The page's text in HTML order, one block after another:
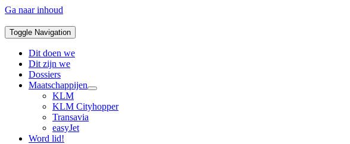
Ga naar inhoud
Toggle Navigation
Dit doen we
Dit zijn we
Dossiers
Maatschappijen
KLM
KLM Cityhopper
Transavia
easyJet
Word lid!